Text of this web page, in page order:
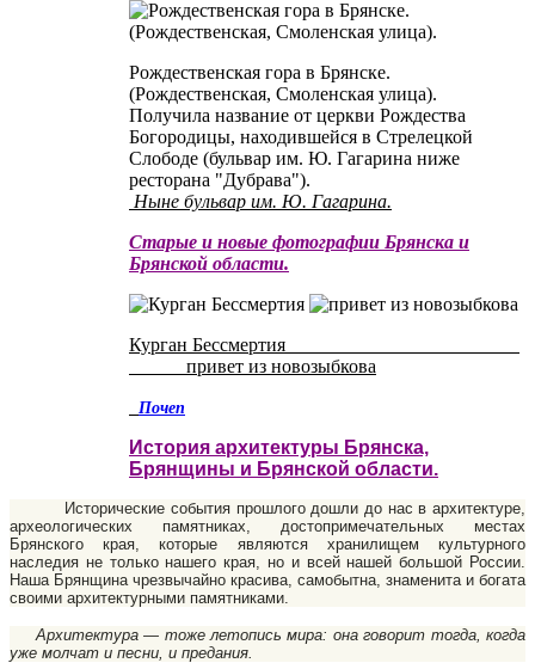
Рождественская гора в Брянске.
(Рождественская, Смоленская улица).
Получила название от церкви Рождества
Богородицы, находившейся в Стрелецкой
Слободе (бульвар им. Ю. Гагарина ниже
ресторана "Дубрава").
Ныне бульвар им. Ю. Гагарина.
Старые и новые фотографии Брянска и
Брянской области.
Курган Бессмертия
привет из новозыбкова
Почеп
История архитектуры Брянска,
Брянщины и Брянской области.
Исторические события прошлого дошли до нас в архитектуре,
археологических памятниках, достопримечательных местах
Брянского края, которые являются хранилищем культурного
наследия не только нашего края, но и всей нашей большой России.
Наша Брянщина чрезвычайно красива, самобытна, знаменита и богата
своими архитектурными памятниками.
Архитектура — тоже летопись мира: она говорит тогда, когда
уже молчат и песни, и предания.